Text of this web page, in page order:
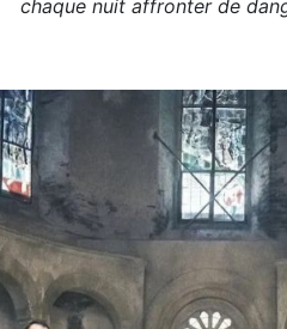
chaque nuit affronter de